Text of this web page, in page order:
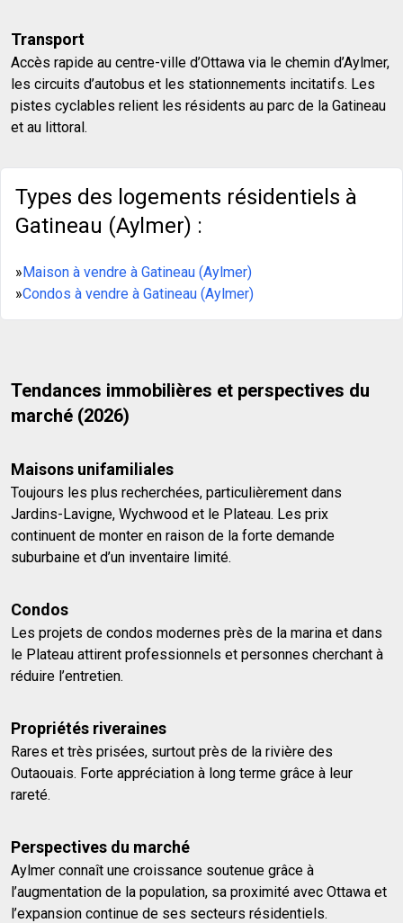
Transport
Accès rapide au centre-ville d’Ottawa via le chemin d’Aylmer,
les circuits d’autobus et les stationnements incitatifs. Les
pistes cyclables relient les résidents au parc de la Gatineau
et au littoral.
Types des logements résidentiels à
Gatineau (Aylmer) :
» Maison à vendre à Gatineau (Aylmer)
»Condos à vendre à Gatineau (Aylmer)
Tendances immobilières et perspectives du
marché (2026)
Maisons unifamiliales
Toujours les plus recherchées, particulièrement dans
Jardins-Lavigne, Wychwood et le Plateau. Les prix
continuent de monter en raison de la forte demande
suburbaine et d’un inventaire limité.
Condos
Les projets de condos modernes près de la marina et dans
le Plateau attirent professionnels et personnes cherchant à
réduire l’entretien.
Propriétés riveraines
Rares et très prisées, surtout près de la rivière des
Outaouais. Forte appréciation à long terme grâce à leur
rareté.
Perspectives du marché
Aylmer connaît une croissance soutenue grâce à
l’augmentation de la population, sa proximité avec Ottawa et
l’expansion continue de ses secteurs résidentiels.